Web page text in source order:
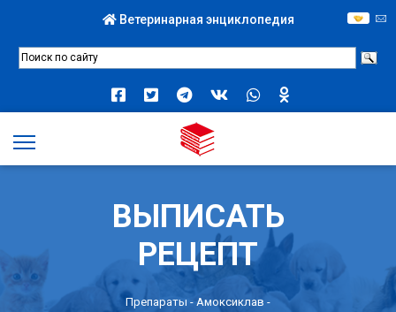
Ветеринарная энциклопедия
ВЫПИСАТЬ
РЕЦЕПТ
Препараты - Амоксиклав -